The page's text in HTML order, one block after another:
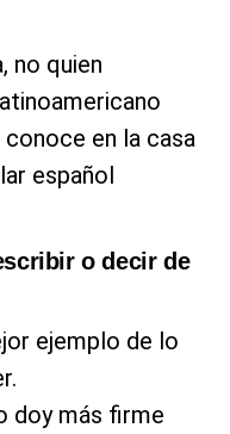
no quien
conoce en la casa
español
o decir de
ejemplo de lo
doy más firme